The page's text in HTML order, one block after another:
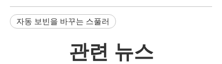
자동 보빈을 바꾸는 스풀러
관련 뉴스